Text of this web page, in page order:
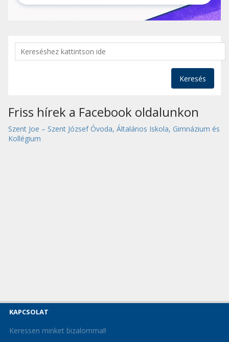
Keresés
Friss hírek a Facebook oldalunkon
Szent Joe – Szent József Óvoda, Általános Iskola, Gimnázium és
Kollégium
KAPCSOLAT
Keressen minket bizalommal!